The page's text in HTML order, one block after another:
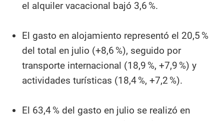
el alquiler vacacional bajó 3,6 %.
El gasto en alojamiento representó el 20,5 %
del total en julio (+8,6 %), seguido por
transporte internacional (18,9 %, +7,9 %) y
actividades turísticas (18,4 %, +7,2 %).
El 63,4 % del gasto en julio se realizó en